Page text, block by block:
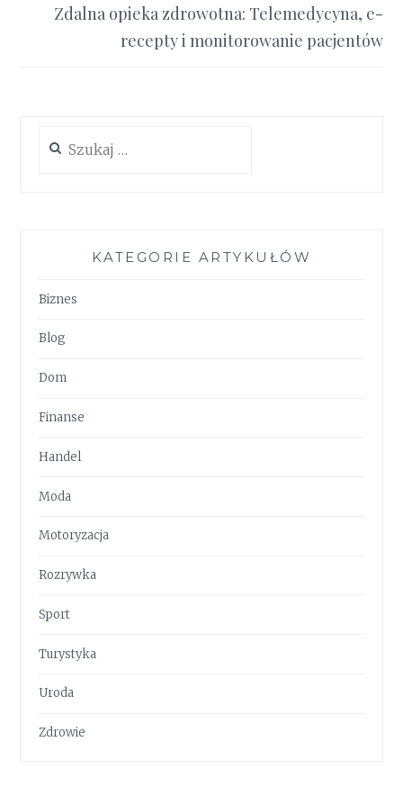
Zdalna opieka zdrowotna: Telemedycyna, e-
recepty i monitorowanie pacjentów
KATEGORIE ARTYKUŁÓW
Biznes
Blog
Dom
Finanse
Handel
Moda
Motoryzacja
Rozrywka
Sport
Turystyka
Uroda
Zdrowie